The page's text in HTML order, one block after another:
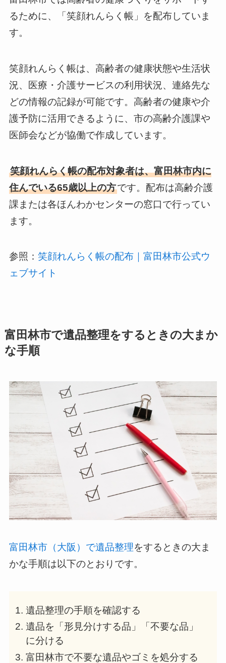
るために、「笑顔れんらく帳」を配布していま
す。
笑顔れんらく帳は、高齢者の健康状態や生活状
況、医療・介護サービスの利用状況、連絡先な
どの情報の記録が可能です。高齢者の健康や介
護予防に活用できるように、市の高齢介護課や
医師会などが協働で作成しています。
笑顔れんらく帳の配布対象者は、富田林市内に
住んでいる65歳以上の方です。配布は高齢介護
課または各ほんわかセンターの窓口で行ってい
ます。
参照： 笑顔れんらく帳の配布｜富田林市公式ウ
ェブサイト
富田林市で遺品整理をするときの大まか
な手順
富田林市（大阪）で遺品整理をするときの大ま
かな手順は以下のとおりです。
遺品整理の手順を確認する
遺品を「形見分けする品」「不要な品」
に分ける
富田林市で不要な遺品やゴミを処分する